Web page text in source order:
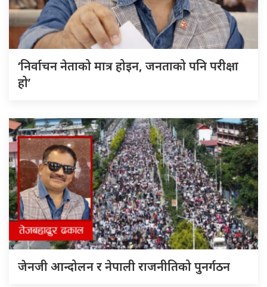
‘निर्वाचन नेताको मात्र होइन, जनताको पनि परीक्षा
हो’
जेनजी आन्दोलन र नेपाली राजनीतिको पुनर्गठन